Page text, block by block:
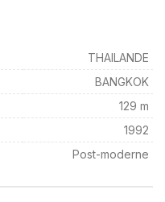
THAILANDE
BANGKOK
129 m
1992
Post-moderne